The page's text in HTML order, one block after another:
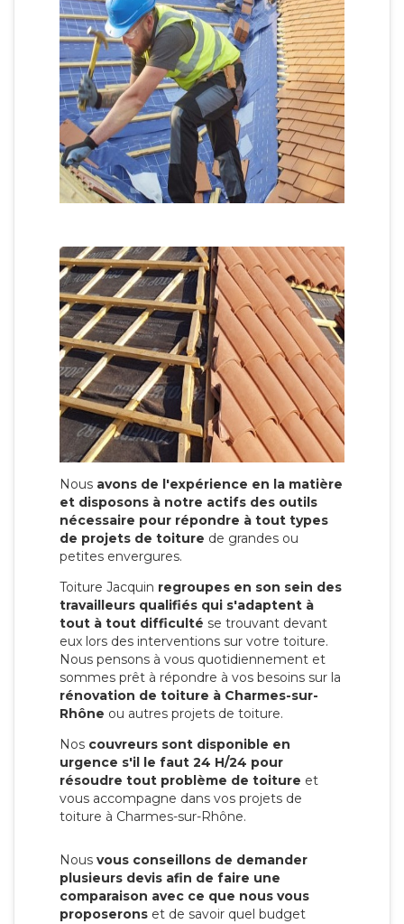
Nous avons de l'expérience en la matière
et disposons à notre actifs des outils
nécessaire pour répondre à tout types
de projets de toiture de grandes ou
petites envergures.
Toiture Jacquin regroupes en son sein des
travailleurs qualifiés qui s'adaptent à
tout à tout difficulté se trouvant devant
eux lors des interventions sur votre toiture.
Nous pensons à vous quotidiennement et
sommes prêt à répondre à vos besoins sur la
rénovation de toiture à Charmes-sur-
Rhône ou autres projets de toiture.
Nos couvreurs sont disponible en
urgence s'il le faut 24 H/24 pour
résoudre tout problème de toiture et
vous accompagne dans vos projets de
toiture à Charmes-sur-Rhône.
Nous vous conseillons de demander
plusieurs devis afin de faire une
comparaison avec ce que nous vous
proposerons et de savoir quel budget